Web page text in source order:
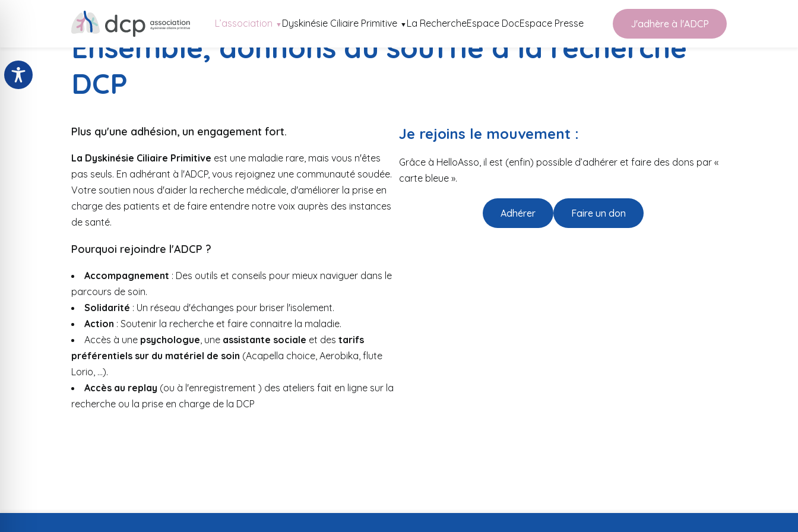
L’association Dyskinésie Ciliaire Primitive La RechercheEspace DocEspace Presse J'adhère à l'ADCP
Ensemble, donnons du souffle à la recherche
DCP
Plus qu'une adhésion, un engagement fort.
La Dyskinésie Ciliaire Primitive est une maladie rare, mais vous n'êtes
pas seuls. En adhérant à l'ADCP, vous rejoignez une communauté soudée.
Votre soutien nous d'aider la recherche médicale, d'améliorer la prise en
charge des patients et de faire entendre notre voix auprès des instances
de santé.
Pourquoi rejoindre l'ADCP ?
Accompagnement : Des outils et conseils pour mieux naviguer dans le
parcours de soin.
Solidarité : Un réseau d'échanges pour briser l'isolement.
Action : Soutenir la recherche et faire connaitre la maladie.
Accès à une psychologue, une assistante sociale et des tarifs
préférentiels sur du matériel de soin (Acapella choice, Aerobika, flute
Lorio, …).
Accès au replay (ou à l'enregistrement ) des ateliers fait en ligne sur la
recherche ou la prise en charge de la DCP
Je rejoins le mouvement :
Grâce à HelloAsso, il est (enfin) possible d’adhérer et faire des dons par «
carte bleue ».
Adhérer Faire un don